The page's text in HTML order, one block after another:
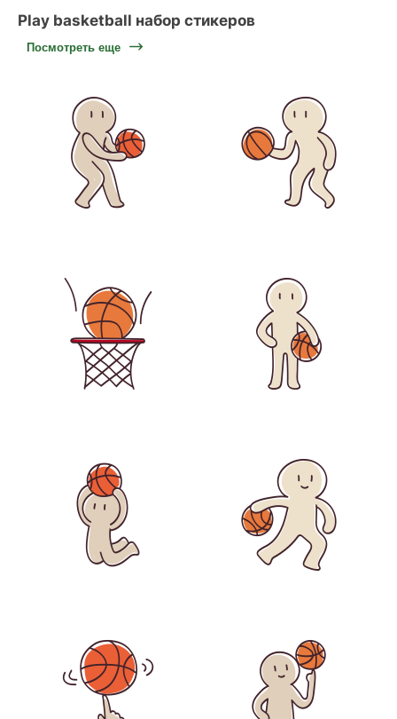
Play basketball набор стикеров
Посмотреть еще